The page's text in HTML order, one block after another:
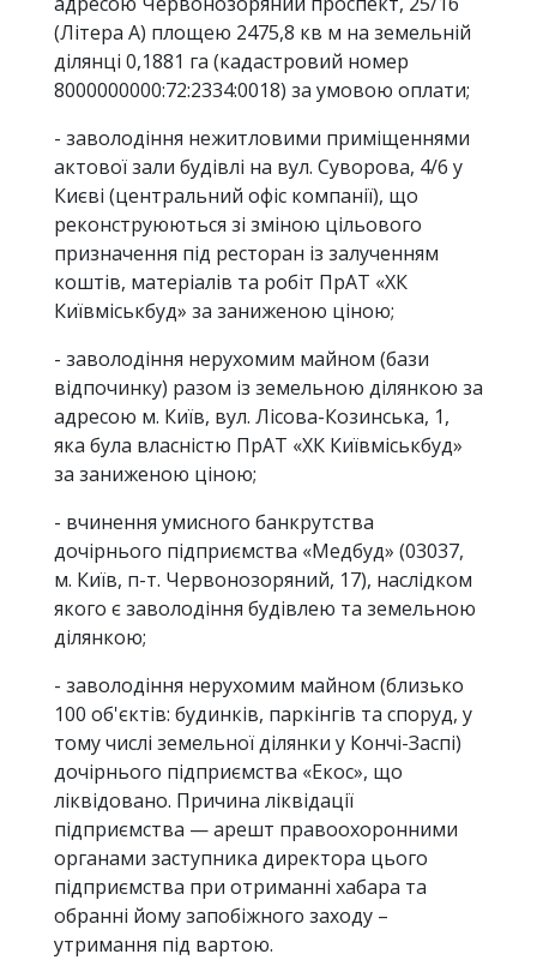
(Літера А) площею 2475,8 кв м на земельній
ділянці 0,1881 га (кадастровий номер
8000000000:72:2334:0018) за умовою оплати;
- заволодіння нежитловими приміщеннями
актової зали будівлі на вул. Суворова, 4/6 у
Києві (центральний офіс компанії), що
реконструюються зі зміною цільового
призначення під ресторан із залученням
коштів, матеріалів та робіт ПрАТ «ХК
Київміськбуд» за заниженою ціною;
- заволодіння нерухомим майном (бази
відпочинку) разом із земельною ділянкою за
адресою м. Київ, вул. Лісова-Козинська, 1,
яка була власністю ПрАТ «ХК Київміськбуд»
за заниженою ціною;
- вчинення умисного банкрутства
дочірнього підприємства «Медбуд» (03037,
м. Київ, п-т. Червонозоряний, 17), наслідком
якого є заволодіння будівлею та земельною
ділянкою;
- заволодіння нерухомим майном (близько
100 об'єктів: будинків, паркінгів та споруд, у
тому числі земельної ділянки у Кончі-Заспі)
дочірнього підприємства «Екос», що
ліквідовано. Причина ліквідації
підприємства — арешт правоохоронними
органами заступника директора цього
підприємства при отриманні хабара та
обранні йому запобіжного заходу –
утримання під вартою.